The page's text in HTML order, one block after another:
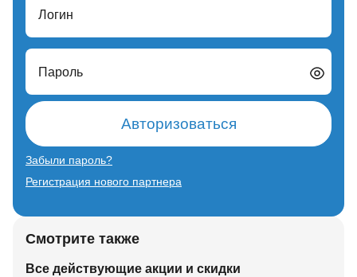
Логин
Пароль
Авторизоваться
Забыли пароль?
Регистрация нового партнера
Смотрите также
Все действующие акции и скидки